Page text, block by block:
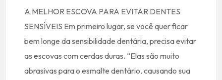
A MELHOR ESCOVA PARA EVITAR DENTES
SENSÍVEIS Em primeiro lugar, se você quer ficar
bem longe da sensibilidade dentária, precisa evitar
as escovas com cerdas duras. “Elas são muito
abrasivas para o esmalte dentário, causando sua